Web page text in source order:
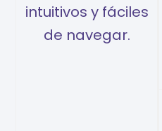
intuitivos y fáciles
de navegar.